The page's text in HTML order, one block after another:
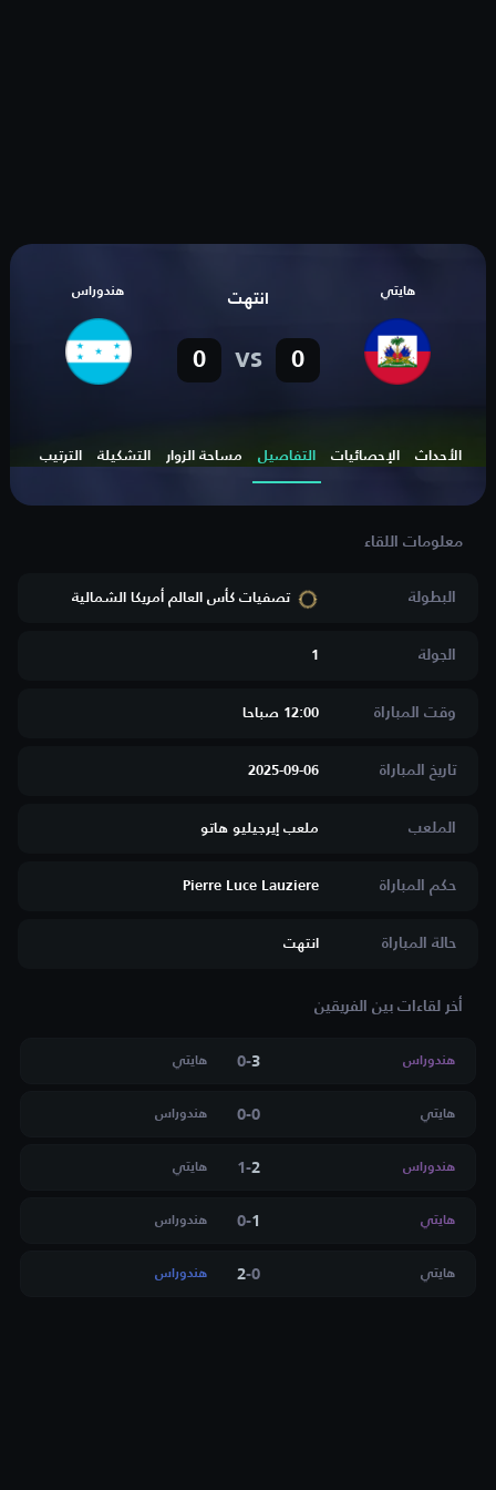
هايتي انتهت
0
vs
0
هندوراس
الأحداث الإحصائيات التفاصيل مساحة الزوار التشكيلة الترتيب
البطولة تصفيات كأس العالم أمريكا الشمالية
الجولة 1
وقت المباراة 12:00 صباحا
تاريخ المباراة 2025-09-06
الملعب ملعب إيرجيليو هاتو
حكم المباراة Pierre Luce Lauziere
حالة المباراة انتهت
أخر لقاءات بين الفريقين
هندوراس 3
-
0 هايتي
هايتي 0
-
0 هندوراس
هندوراس 2
-
1 هايتي
هايتي 1
-
0 هندوراس
هايتي 0
-
2 هندوراس